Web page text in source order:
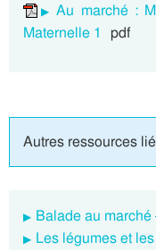
Au marché :
Maternelle 1
pdf
Autres ressources
Balade au
Les légumes et